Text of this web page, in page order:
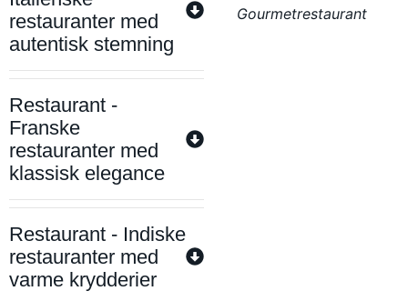
restauranter med
autentisk stemning
Restaurant -
Franske
restauranter med
klassisk elegance
Restaurant - Indiske
restauranter med
varme krydderier
Gourmetrestaurant